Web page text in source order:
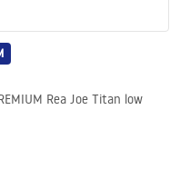
Rea Joe Titan low